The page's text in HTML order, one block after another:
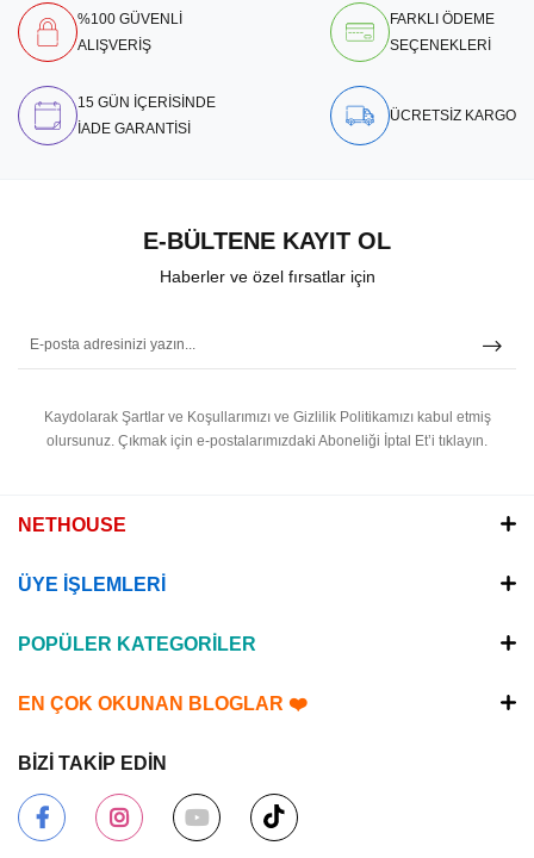
%100 GÜVENLİ
ALIŞVERİŞ
FARKLI ÖDEME
SEÇENEKLERİ
15 GÜN İÇERİSİNDE
İADE GARANTİSİ
ÜCRETSİZ KARGO
E-BÜLTENE KAYIT OL
Haberler ve özel fırsatlar için
Kaydolarak Şartlar ve Koşullarımızı ve Gizlilik Politikamızı kabul etmiş
olursunuz. Çıkmak için e-postalarımızdaki Aboneliği İptal Et’i tıklayın.
NETHOUSE
ÜYE İŞLEMLERİ
POPÜLER KATEGORİLER
EN ÇOK OKUNAN BLOGLAR ❤️
BİZİ TAKİP EDİN